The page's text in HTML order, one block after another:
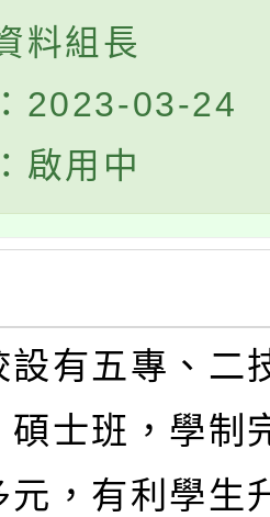
料組長
2023-03-24
啟用中
設有五專、二
碩士班，學制
元，有利學生